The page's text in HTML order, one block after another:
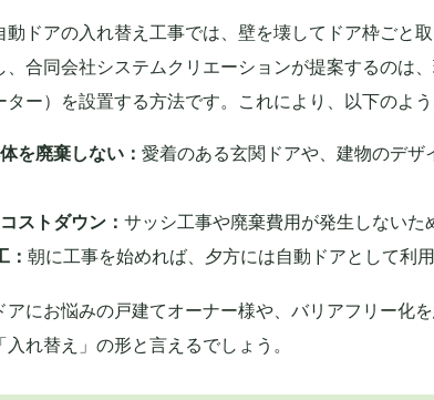
動ドアの入れ替え工事では、壁を壊してドア枠ごと
、合同会社システムクリエーションが提案するのは
ター）を設置する方法です。これにより、以下のよ
を廃棄しない： 愛着のある玄関ドアや、建物のデ
ストダウン： サッシ工事や廃棄費用が発生しないた
： 朝に工事を始めれば、夕方には自動ドアとして利用
アにお悩みの戸建てオーナー様や、バリアフリー化
れ替え」の形と言えるでしょう。